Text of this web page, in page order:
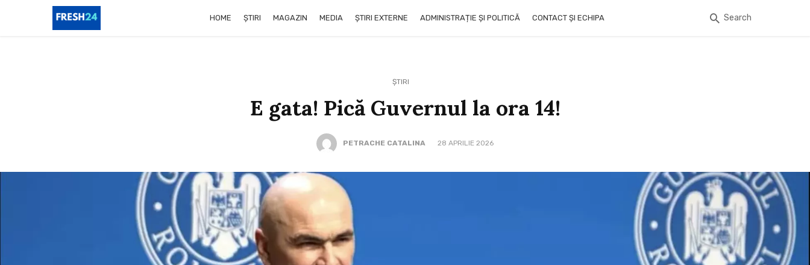
HOME ȘTIRI MAGAZIN MEDIA ȘTIRI EXTERNE ADMINISTRAȚIE ȘI POLITICĂ CONTACT ȘI ECHIPA Search
ȘTIRI
E gata! Pică Guvernul la ora 14!
PETRACHE CATALINA 28 APRILIE 2026